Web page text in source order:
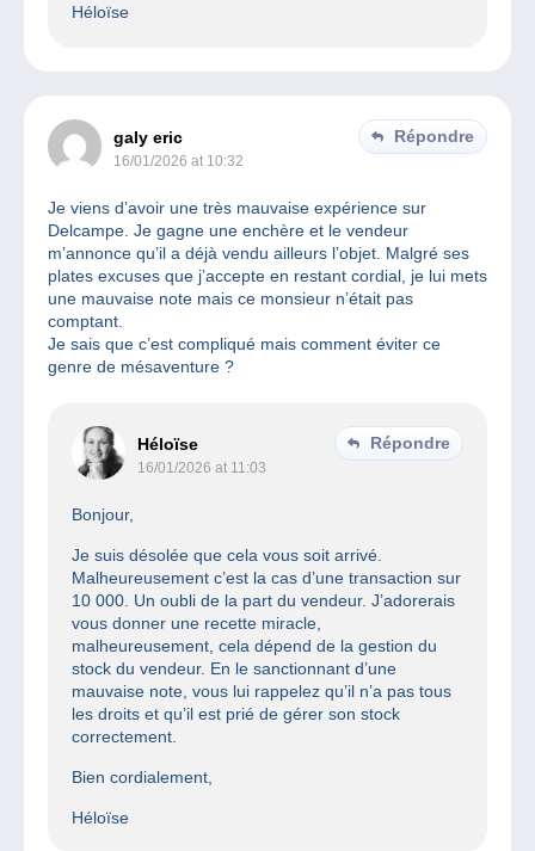
Héloïse
galy eric
16/01/2026 at 10:32
Répondre
Je viens d’avoir une très mauvaise expérience sur
Delcampe. Je gagne une enchère et le vendeur
m’annonce qu’il a déjà vendu ailleurs l’objet. Malgré ses
plates excuses que j’accepte en restant cordial, je lui mets
une mauvaise note mais ce monsieur n’était pas
comptant.
Je sais que c’est compliqué mais comment éviter ce
genre de mésaventure ?
Héloïse
16/01/2026 at 11:03
Répondre
Bonjour,
Je suis désolée que cela vous soit arrivé.
Malheureusement c’est la cas d’une transaction sur
10 000. Un oubli de la part du vendeur. J’adorerais
vous donner une recette miracle,
malheureusement, cela dépend de la gestion du
stock du vendeur. En le sanctionnant d’une
mauvaise note, vous lui rappelez qu’il n’a pas tous
les droits et qu’il est prié de gérer son stock
correctement.
Bien cordialement,
Héloïse